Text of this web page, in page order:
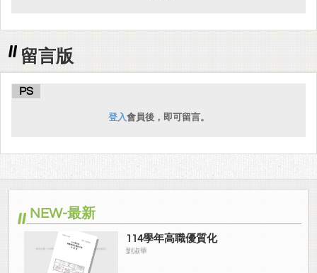
留言版
PS
登入會員後，即可留言。
NEW-最新
114學年高職優質化
劉淑華